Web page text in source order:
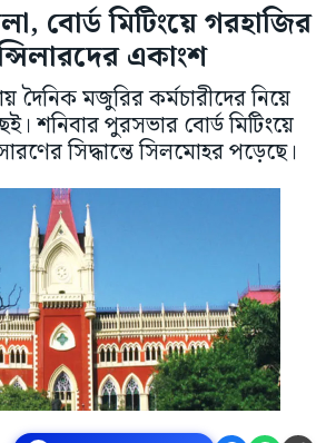
বোর্ড মিটিংয়ে গরহাজির
একাংশ
মজুরির কর্মচারীদের নিয়ে
শনিবার পুরসভার বোর্ড মিটিংয়ে
সিদ্ধান্তে সিলমোহর পড়েছে।